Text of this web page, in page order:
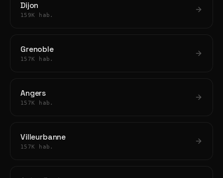
Dijon
159K hab.
Grenoble
157K hab.
Angers
157K hab.
Villeurbanne
157K hab.